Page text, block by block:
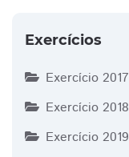
Exercícios
Exercício 2017
Exercício 2018
Exercício 2019